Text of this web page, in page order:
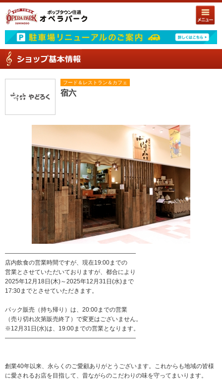
フード＆レストラン＆カフェ
宿六
――――――――――――――――――――――
店内飲食の営業時間ですが、現在19:00までの
営業とさせていただいておりますが、都合により
2025年12月18日(木)～2025年12月31日(水)まで
17:30までとさせていただきます。
パック販売（持ち帰り）は、20:00までの営業
（売り切れ次第販売終了）で変更はございません。
※12月31日(水)は、19:00までの営業となります。
――――――――――――――――――――――
創業40年以来、永らくのご愛顧ありがとうございます。これからも地域の皆様
に愛されるお店を目指して、昔ながらのこだわりの味を守ってまいります。